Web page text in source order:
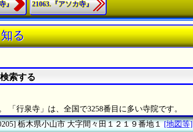
』 21063.『アソカ寺』
る
索する
「行泉寺」は、全国で3258番目に多い寺院です。
栃木県小山市大字間々田１２１９番地１ [地図等]